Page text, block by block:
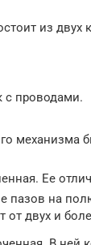
из двух
с проводами.
механизма
Ее
пазов на
от двух и